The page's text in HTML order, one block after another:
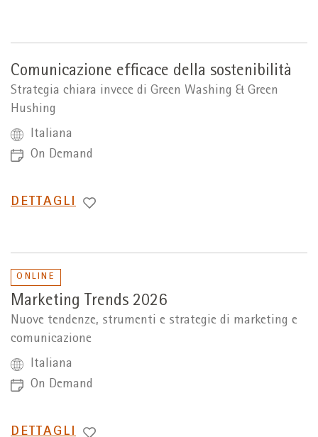
Comunicazione efficace della sostenibilità
Strategia chiara invece di Green Washing & Green
Hushing
Italiana
On Demand
PASSA
DETTAGLI
ONLINE
Marketing Trends 2026
Nuove tendenze, strumenti e strategie di marketing e
comunicazione
Italiana
On Demand
PASSA
DETTAGLI